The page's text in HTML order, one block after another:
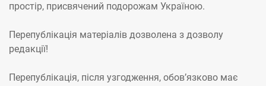
простір, присвячений подорожам Україною.
Перепублікація матеріалів дозволена з дозволу
редакції!
Перепублікація, після узгодження, обов’язково має